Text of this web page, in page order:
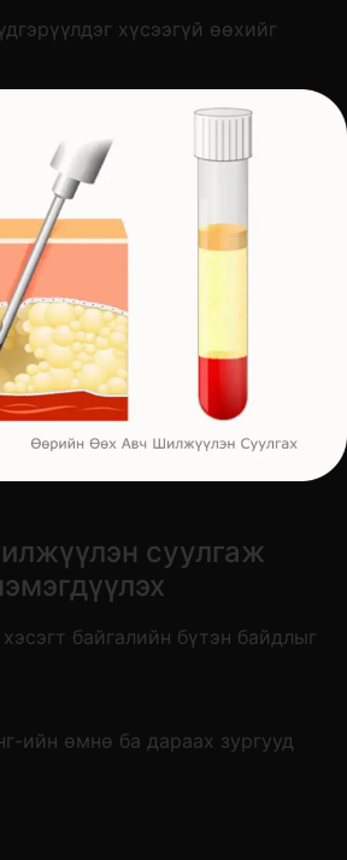
хүсээгүй өөхийг
суулгаж
байгалийн бүтэн байдлыг
ийн өмнө ба дараах зургууд